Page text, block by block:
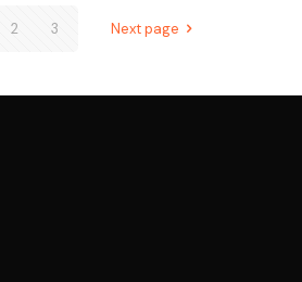
2 3 Next page